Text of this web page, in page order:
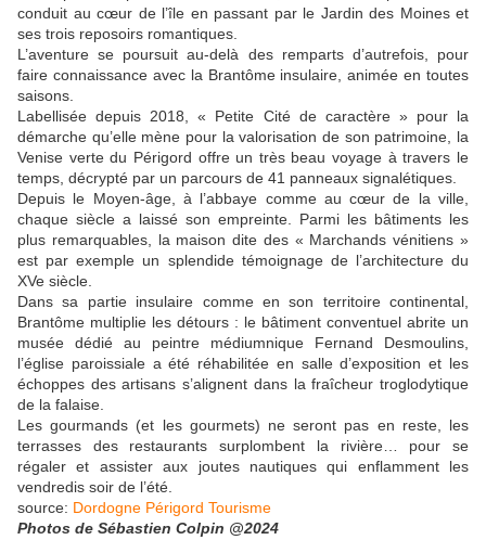
conduit au cœur de l’île en passant par le Jardin des Moines et
ses trois reposoirs romantiques.
L’aventure se poursuit au-delà des remparts d’autrefois, pour
faire connaissance avec la Brantôme insulaire, animée en toutes
saisons.
Labellisée depuis 2018, « Petite Cité de caractère » pour la
démarche qu’elle mène pour la valorisation de son patrimoine, la
Venise verte du Périgord offre un très beau voyage à travers le
temps, décrypté par un parcours de 41 panneaux signalétiques.
Depuis le Moyen-âge, à l’abbaye comme au cœur de la ville,
chaque siècle a laissé son empreinte. Parmi les bâtiments les
plus remarquables, la maison dite des « Marchands vénitiens »
est par exemple un splendide témoignage de l’architecture du
XVe siècle.
Dans sa partie insulaire comme en son territoire continental,
Brantôme multiplie les détours : le bâtiment conventuel abrite un
musée dédié au peintre médiumnique Fernand Desmoulins,
l’église paroissiale a été réhabilitée en salle d’exposition et les
échoppes des artisans s’alignent dans la fraîcheur troglodytique
de la falaise.
Les gourmands (et les gourmets) ne seront pas en reste, les
terrasses des restaurants surplombent la rivière… pour se
régaler et assister aux joutes nautiques qui enflamment les
vendredis soir de l’été.
source: Dordogne Périgord Tourisme
Photos de Sébastien Colpin @2024